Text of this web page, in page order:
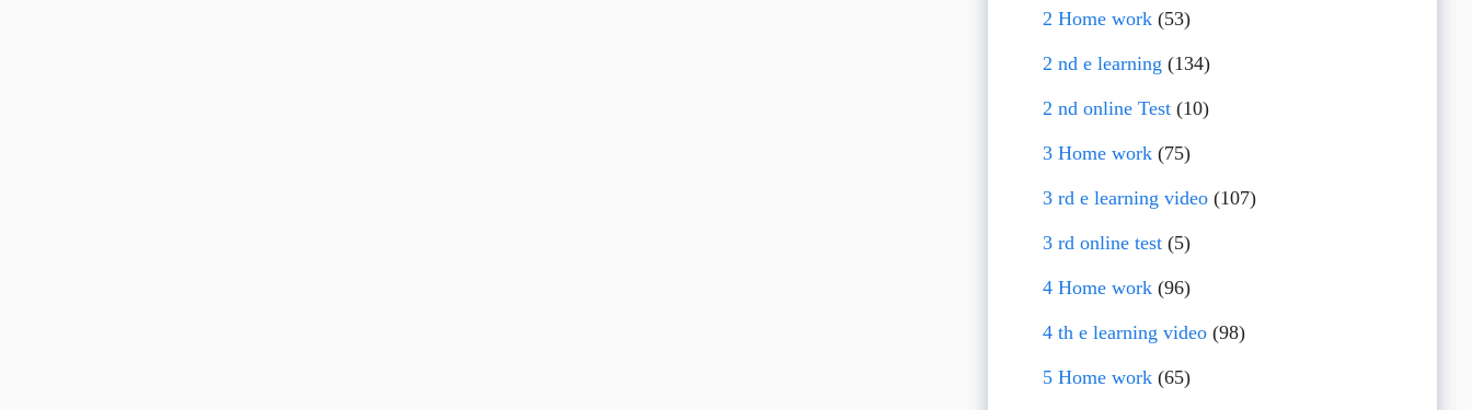
2 Home work(53)
2 nd e learning (134)
2 nd online Test(10)
3 Home work(75)
3 rd e learning video(107)
3 rd online test(5)
4 Home work(96)
4 th e learning video(98)
5 Home work(65)